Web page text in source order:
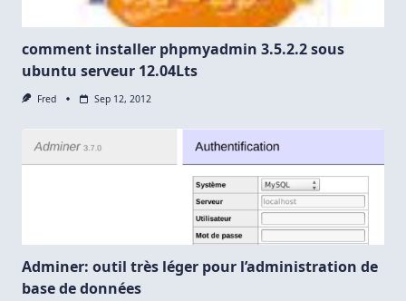
comment installer phpmyadmin 3.5.2.2 sous
ubuntu serveur 12.04Lts
Fred Sep 12, 2012
Adminer: outil très léger pour l’administration de
base de données